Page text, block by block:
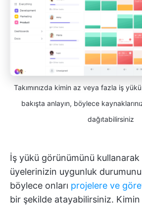
Takımınızda kimin az veya fazla iş
bakışta anlayın, böylece
dağıtabilirsiniz
İş yükü görünümünü kullanarak
üyelerinizin uygunluk
böylece onları projelere ve
bir şekilde atayabilirsiniz. Kimin